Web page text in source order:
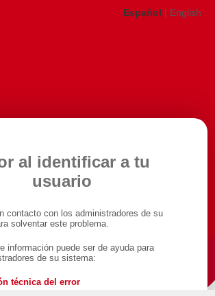
Español | English
al identificar a tu
usuario
contacto con los administradores de su
solventar este problema.
información puede ser de ayuda para
de su sistema:
técnica del error